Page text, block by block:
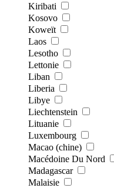
Kiribati
Kosovo
Koweït
Laos
Lesotho
Lettonie
Liban
Liberia
Libye
Liechtenstein
Lituanie
Luxembourg
Macao (chine)
Macédoine Du Nord
Madagascar
Malaisie